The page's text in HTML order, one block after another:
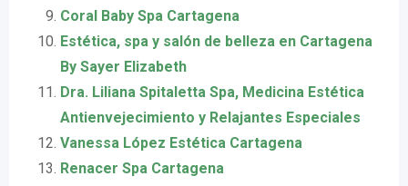
Coral Baby Spa Cartagena
Estética, spa y salón de belleza en Cartagena
By Sayer Elizabeth
Dra. Liliana Spitaletta Spa, Medicina Estética
Antienvejecimiento y Relajantes Especiales
Vanessa López Estética Cartagena
Renacer Spa Cartagena